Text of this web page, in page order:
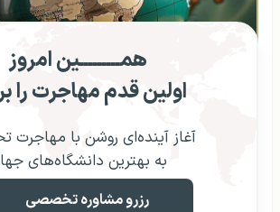
همـــــــــین امروز
اولین قدم مهاجرت را
آغاز آینده‌ای روشن با مهاجرت
به بهترین دانشگاه‌های
رزرو مشاوره تخصصی